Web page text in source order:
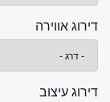
דירוג אווירה
דירוג עיצוב